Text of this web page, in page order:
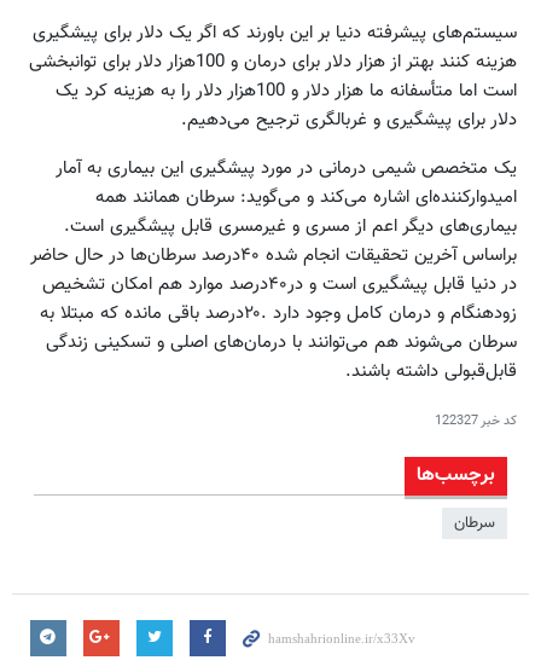
سیستم‌های پیشرفته دنیا بر این باورند که اگر یک دلار برای پیشگیری
هزینه کنند بهتر از هزار دلار برای درمان و 100هزار دلار برای توانبخشی
است اما متأسفانه ما هزار دلار و 100هزار دلار را به هزینه کرد یک
دلار برای پیشگیری و غربالگری ترجیح می‌دهیم.
یک متخصص شیمی درمانی در مورد پیشگیری این بیماری به آمار
امیدوارکننده‌ای اشاره می‌کند و می‌گوید: سرطان همانند همه
بیماری‌های دیگر اعم از مسری و غیرمسری قابل پیشگیری است.
براساس آخرین تحقیقات انجام شده ۴۰‌درصد سرطان‌ها در حال حاضر
در دنیا قابل پیشگیری است و در۴۰‌درصد موارد هم امکان تشخیص
زودهنگام و درمان کامل وجود دارد .۲۰‌درصد باقی مانده که مبتلا به
سرطان می‌شوند هم می‌توانند با درمان‌های اصلی و تسکینی زندگی
قابل‌قبولی داشته باشند.
کد خبر122327
برچسب‌ها
سرطان